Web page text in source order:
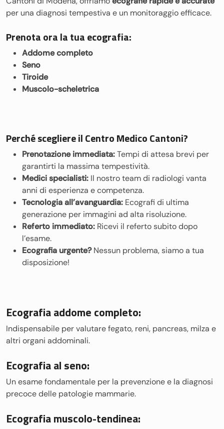
per una diagnosi tempestiva e un monitoraggio efficace.
Prenota ora la tua ecografia:
Addome completo
Seno
Tiroide
Muscolo-scheletrica
Perché scegliere il Centro Medico Cantoni?
Prenotazione immediata:Tempi di attesa brevi per
garantirti la massima tempestività.
Medici specialisti: Il nostro team di radiologi vanta
anni di esperienza e competenza.
Tecnologia all’avanguardia: Ecografi di ultima
generazione per immagini ad alta risoluzione.
Referto immediato: Ricevi il referto subito dopo
l’esame.
Ecografia urgente?Nessun problema, siamo a tua
disposizione!
Ecografia addome completo:
Indispensabile per valutare fegato, reni, pancreas, milza e
altri organi addominali.
Ecografia al seno:
Un esame fondamentale per la prevenzione e la diagnosi
precoce delle patologie mammarie.
Ecografia muscolo-tendinea: